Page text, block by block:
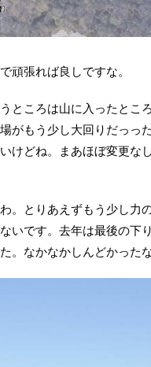
頑張れば良しですな。
ところは山に入ったとこ
がもう少し大回りだっっ
けどね。まあほぼ変更な
。とりあえずもう少し力
いです。去年は最後の下
。なかなかしんどかったな